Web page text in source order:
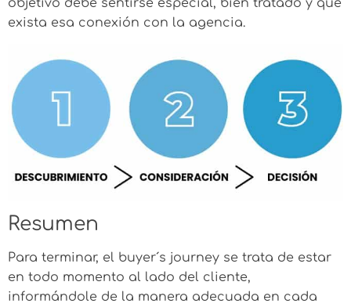
exista esa conexión con la agencia.
Resumen
Para terminar, el buyer´s journey se trata de estar
en todo momento al lado del cliente,
informándole de la manera adecuada en cada